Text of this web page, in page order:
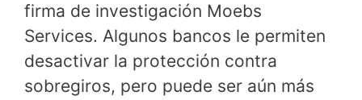
firma de investigación Moebs
Services. Algunos bancos le permiten
desactivar la protección contra
sobregiros, pero puede ser aún más